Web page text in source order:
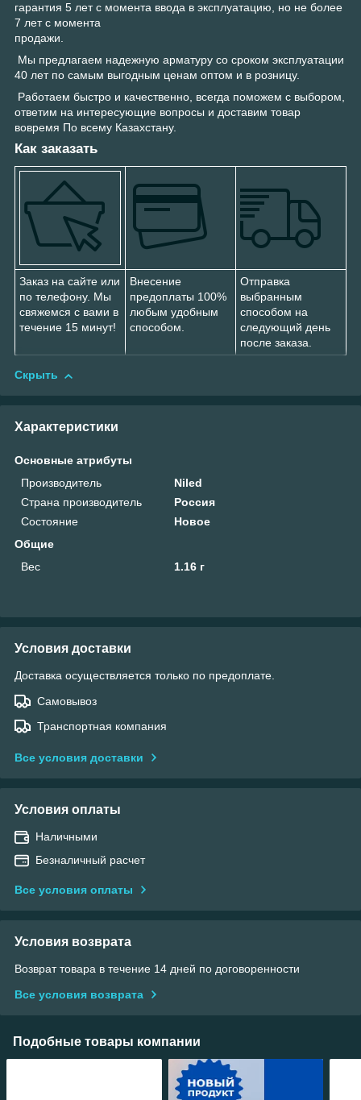
гарантия 5 лет с момента ввода в эксплуатацию, но не более
7 лет с момента
продажи.
Мы предлагаем надежную арматуру со сроком эксплуатации
40 лет по самым выгодным ценам оптом и в розницу.
Работаем быстро и качественно, всегда поможем с выбором,
ответим на интересующие вопросы и доставим товар
вовремя По всему Казахстану.
Как заказать
Заказ на сайте или
по телефону. Мы
свяжемся с вами в
течение 15 минут!
Внесение
предоплаты 100%
любым удобным
способом.
Отправка
выбранным
способом на
следующий день
после заказа.
Скрыть
Характеристики
Основные атрибуты
Производитель
Niled
Страна производитель
Россия
Состояние
Новое
Общие
Вес
1.16 г
Условия доставки
Доставка осуществляется только по предоплате.
Самовывоз
Транспортная компания
Все условия доставки
Условия оплаты
Наличными
Безналичный расчет
Все условия оплаты
Условия возврата
Возврат товара в течение 14 дней по договоренности
Все условия возврата
Подобные товары компании